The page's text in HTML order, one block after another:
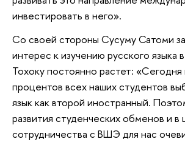
инвестировать в него».
Со своей стороны Сусуму Сатоми
интерес к изучению русского языка
Тохоку постоянно растет:
процентов всех наших студентов
язык как второй иностранный.
развития студенческих обменов и в
сотрудничества с ВШЭ для нас